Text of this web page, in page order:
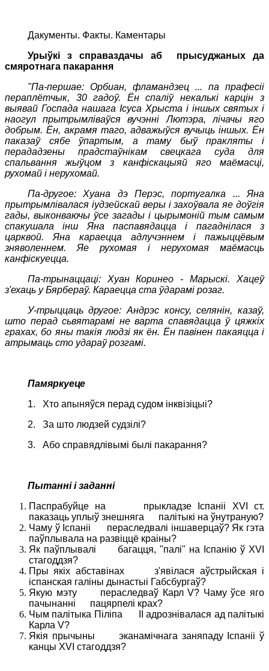
Дакументы. Факты. Каментары
Урыўкі з справаздачы аб
прысуджаных да
смяротнага пакарання
"Па-першае: Орбиан, фламандзец ... па прафесіі
пераплётчык, 30 гадоў. Ён спаліў некалькі карцін з
выявай Госпада нашага Ісуса Хрыста і іншых святых і
наогул прытрымліваўся вучэнні Лютэра, лічачы яго
добрым. Ён, акрамя таго, адважыўся вучыць іншых. Ён
паказаў сябе ўпартым, а таму быў пракляты і
перададзены прадстаўнікам свецкага суда для
спальвання жыўцом з канфіскацыяй яго маёмасці,
рухомай і нерухомай.
Па-другое: Хуана дэ Перэс, португалка ... Яна
прытрымлівалася іудзейскай веры і захоўвала яе доўгія
гады, выконваючы ўсе загады і цырымоній тым самым
спакушала інш Яна паспавядацца і пагаднілася з
царквой. Яна караецца адлучэннем і пажыццёвым
зняволеннем. Яе рухомая і нерухомая маёмасць
канфіскуецца.
Па-трынаццаці: Хуан Коринео - Марыскі. Хацеў
з'ехаць у Бярбераў. Караецца ста ўдарамі розаг.
У-трыццаць другое: Андрэс консу, селянін, казаў,
што перад сьвятарамі не варта спавядацца ў цяжкіх
грахах, бо яны такія людзі як ён. Ён павінен пакаяцца і
атрымаць сто удараў розгамі.
Памяркуеце
1.
Хто апыняўся перад судом інквізіцыі?
2.
За што людзей судзілі?
3.
Або справядлівымі былі пакарання?
Пытанні і заданні
Паспрабуйце на прыкладзе Іспаніі ХVI ст.
паказаць уплыў знешняга палітыкі на ўнутраную?
Чаму ў Іспаніі пераследвалі іншаверцаў? Як гэта
паўплывала на развіццё краіны?
Як паўплывалі багацця, "палі" на Іспанію ў ХV
стагоддзя?
Пры якіх абставінах з'явілася аўстрыйская і
іспанская галіны дынастыі Габсбургаў?
Якую мэту пераследваў КарлV? Чаму ўсе яго
пачынанні пацярпелі крах?
Чым палітыка Піліпа II адрознівалася ад палітыкі
Карла V?
Якія прычыны эканамічнага заняпаду Іспаніі ў
канцы ХV І стагоддзя?